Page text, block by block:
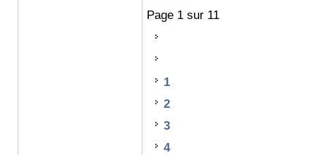
Page 1 sur 11
1
2
3
4